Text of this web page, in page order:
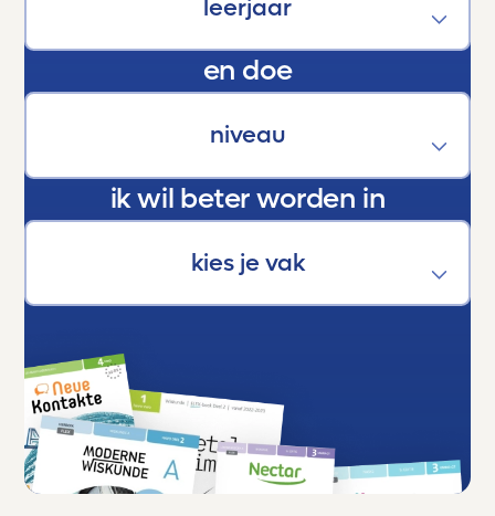
En als trotse ouder kan ik maar één ding
en doe
ik wil beter worden in